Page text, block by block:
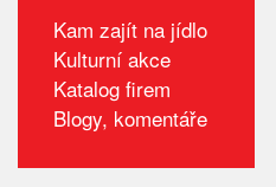
Kam zajít na jídlo
Kulturní akce
Katalog firem
Blogy, komentáře